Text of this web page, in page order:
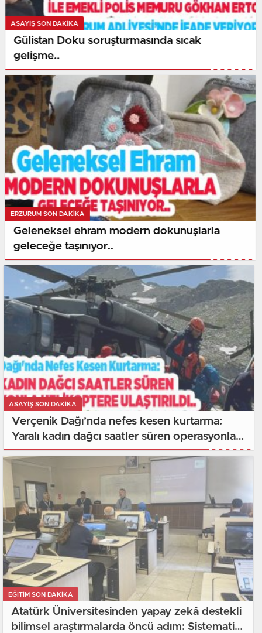
ASAYİŞ SON DAKİKA
Gülistan Doku soruşturmasında sıcak
gelişme..
ERZURUM SON DAKİKA
Geleneksel ehram modern dokunuşlarla
geleceğe taşınıyor..
ASAYİŞ SON DAKİKA
Verçenik Dağı’nda nefes kesen kurtarma:
Yaralı kadın dağcı saatler süren operasyonla
helikoptere ulaştırıldı..
EĞITIM SON DAKİKA
Atatürk Üniversitesinden yapay zekâ destekli
bilimsel araştırmalarda öncü adım: Sistematik